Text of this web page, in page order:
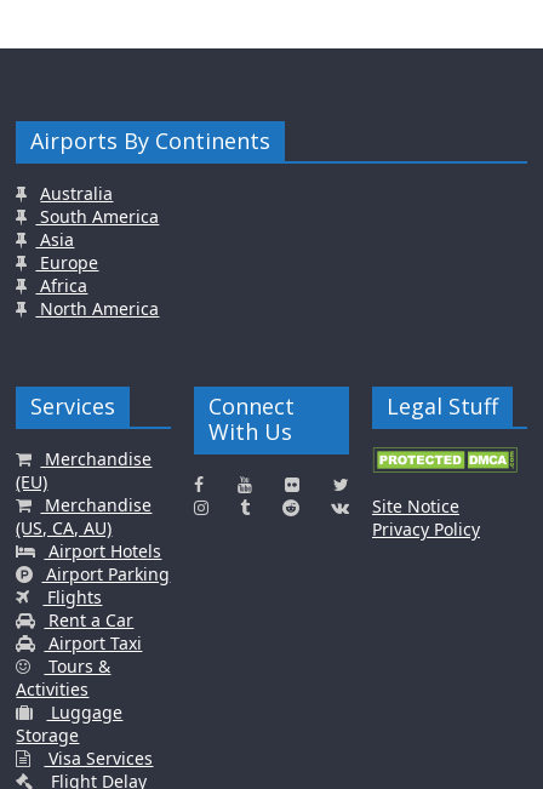
Airports By Continents
Australia
South America
Asia
Europe
Africa
North America
Services
Merchandise
(EU)
Merchandise
(US, CA, AU)
Airport Hotels
Airport Parking
Flights
Rent a Car
Airport Taxi
Tours &
Activities
Luggage
Storage
Visa Services
Flight Delay
Connect
With Us
Legal Stuff
Site Notice
Privacy Policy